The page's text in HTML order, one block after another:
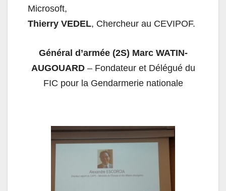
Microsoft,
Thierry VEDEL, Chercheur au CEVIPOF.
Général d’armée (2S) Marc WATIN-
AUGOUARD– Fondateur et Délégué du
FIC pour la Gendarmerie nationale